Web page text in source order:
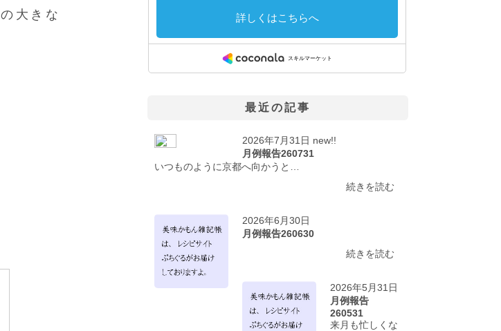
大きな
最近の記事
2026年7月31日 new!!
月例報告260731
いつものように京都へ向かうと…
続きを読む
2026年6月30日
月例報告260630
続きを読む
2026年5月31日
月例報告
260531
来月も忙しくな